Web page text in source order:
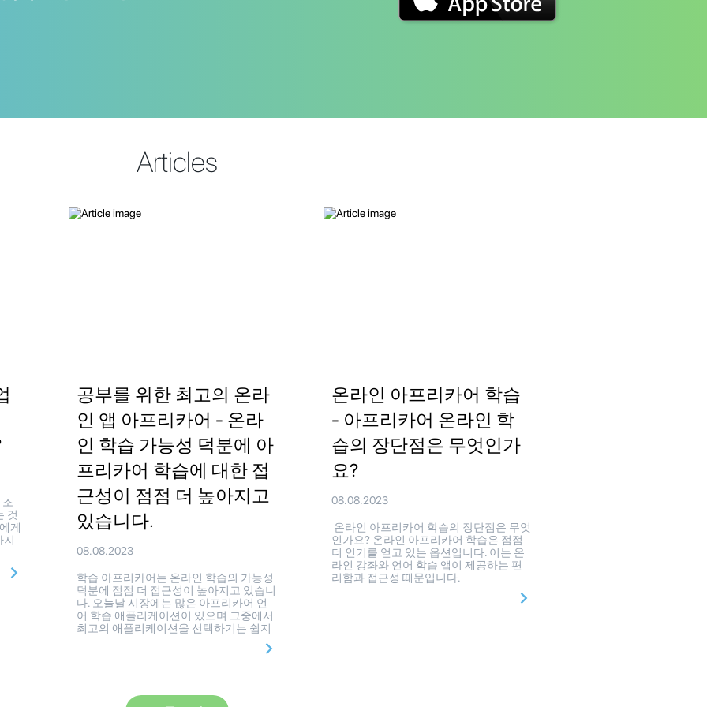
Articles
것
게
지
공부를 위한 최고의 온라
인 앱 아프리카어 - 온라
인 학습 가능성 덕분에 아
프리카어 학습에 대한 접
근성이 점점 더 높아지고
있습니다.
08.08.2023
학습 아프리카어는 온라인 학습의 가능성
덕분에 점점 더 접근성이 높아지고 있습니
다. 오늘날 시장에는 많은 아프리카어 언
어 학습 애플리케이션이 있으며 그중에서
최고의 애플리케이션을 선택하기는 쉽지
온라인 아프리카어 학습
- 아프리카어 온라인 학
습의 장단점은 무엇인가
요?
08.08.2023
온라인 아프리카어 학습의 장단점은 무엇
인가요? 온라인 아프리카어 학습은 점점
더 인기를 얻고 있는 옵션입니다. 이는 온
라인 강좌와 언어 학습 앱이 제공하는 편
리함과 접근성 때문입니다.